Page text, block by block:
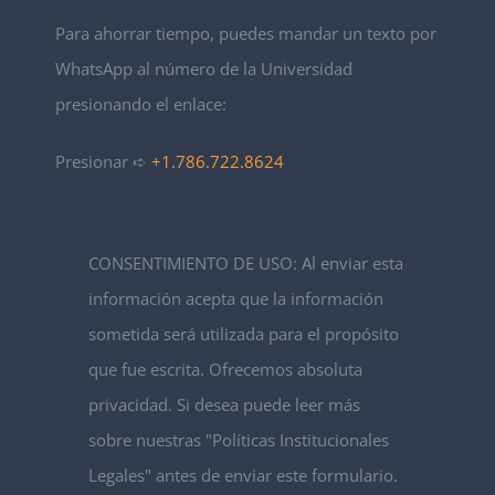
Para ahorrar tiempo, puedes mandar un texto por
WhatsApp al número de la Universidad
presionando el enlace:
Presionar ➪ +1.786.722.8624
CONSENTIMIENTO DE USO: Al enviar esta
información acepta que la información
sometida será utilizada para el propósito
que fue escrita. Ofrecemos absoluta
privacidad. Si desea puede leer más
sobre nuestras "Políticas Institucionales
Legales" antes de enviar este formulario.